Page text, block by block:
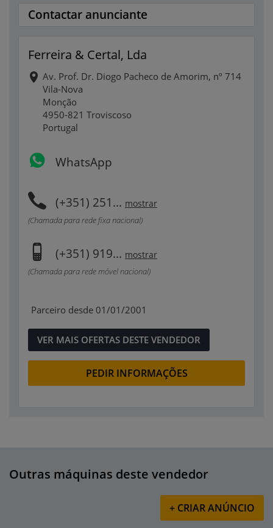
Contactar anunciante
Ferreira & Certal, Lda
Av. Prof. Dr. Diogo Pacheco de Amorim, nº 714
Vila-Nova
Monção
4950-821 Troviscoso
Portugal
WhatsApp
(+351) 251... mostrar
(Chamada para rede fixa nacional)
(+351) 919... mostrar
(Chamada para rede móvel nacional)
Parceiro desde 01/01/2001
VER MAIS OFERTAS DESTE VENDEDOR
PEDIR INFORMAÇÕES
Outras máquinas deste vendedor
+ CRIAR ANÚNCIO